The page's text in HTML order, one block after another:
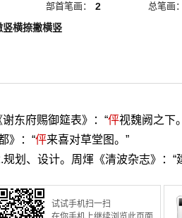
部首笔画： 2
总笔画
竖横捺撇横竖
东府赐御筵表》：“伻视魏阙之下
》：“伻来喜对草堂图。”
规划、设计。周煇《清波杂志》：
试试手机扫一扫